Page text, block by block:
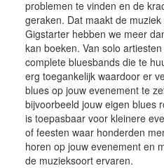
problemen te vinden en de
geraken. Dat maakt de
Gigstarter hebben we meer
kan boeken. Van solo
complete bluesbands die te
erg toegankelijk waardoor er
blues op jouw evenement te
bijvoorbeeld jouw eigen blues
is toepasbaar voor kleinere
of feesten waar honderden
horen op jouw evenement en
de muzieksoort ervaren.